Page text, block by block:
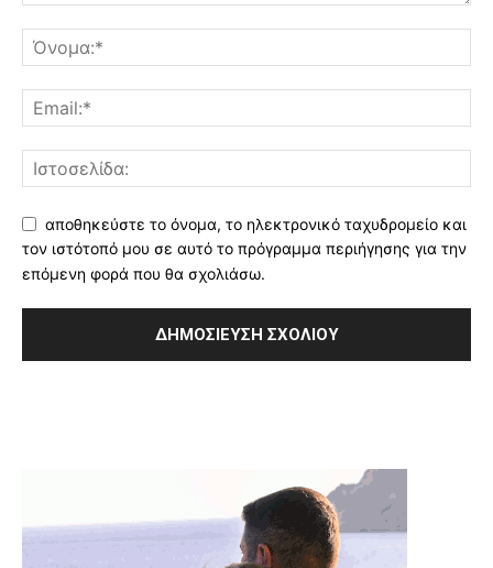
αποθηκεύστε το όνομα, το ηλεκτρονικό ταχυδρομείο και
τον ιστότοπό μου σε αυτό το πρόγραμμα περιήγησης για την
επόμενη φορά που θα σχολιάσω.